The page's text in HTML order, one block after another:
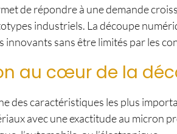
de répondre à une demande
industriels. La découpe
innovants sans être limités par les
au cœur de la
des caractéristiques les plus
avec une exactitude au micron